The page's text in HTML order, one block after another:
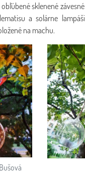
sklenené
a solárne
na machu.